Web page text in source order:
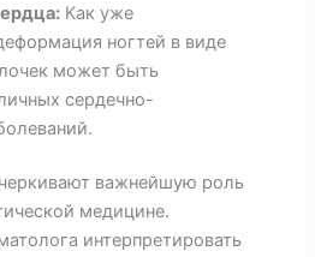
Как уже
ногтей в виде
может быть
сердечно-
важнейшую роль
медицине.
интерпретировать